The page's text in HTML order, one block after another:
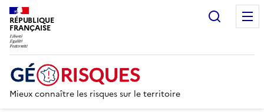
RÉPUBLIQUE
FRANÇAISE
Mieux connaître les risques sur le territoire